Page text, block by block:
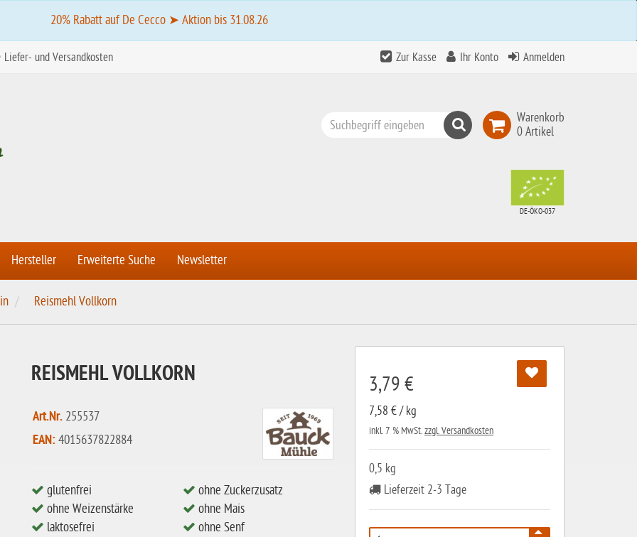
20% Rabatt auf De Cecco ➤ Aktion bis 31.08.26
Liefer- und Versandkosten Zur Kasse Ihr Konto Anmelden
Warenkorb
0 Artikel
Suchen
DE-ÖKO-037
Hersteller Erweiterte Suche Newsletter
Reismehl Vollkorn
3,79 €
7,58 € / kg
inkl. 7 % MwSt.zzgl. Versandkosten
0,5 kg
Lieferzeit 2-3 Tage
REISMEHL VOLLKORN
Art.Nr. 255537
EAN: 4015637822884
glutenfrei
ohne Weizenstärke
laktosefrei
ohne Zuckerzusatz
ohne Mais
ohne Senf